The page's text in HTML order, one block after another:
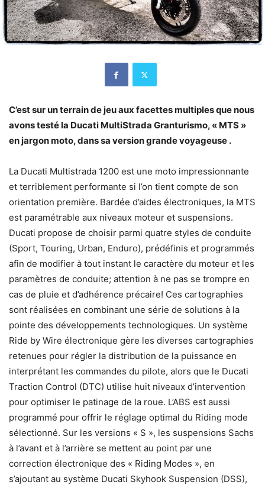
C’est sur un terrain de jeu aux facettes multiples que nous
avons testé la Ducati MultiStrada Granturismo, « MTS »
en jargon moto, dans sa version grande voyageuse .
La Ducati Multistrada 1200 est une moto impressionnante
et terriblement performante si l’on tient compte de son
orientation première. Bardée d’aides électroniques, la MTS
est paramétrable aux niveaux moteur et suspensions.
Ducati propose de choisir parmi quatre styles de conduite
(Sport, Touring, Urban, Enduro), prédéfinis et programmés
afin de modifier à tout instant le caractère du moteur et les
paramètres de conduite; attention à ne pas se trompre en
cas de pluie et d’adhérence précaire! Ces cartographies
sont réalisées en combinant une série de solutions à la
pointe des développements technologiques. Un système
Ride by Wire électronique gère les diverses cartographies
retenues pour régler la distribution de la puissance en
interprétant les commandes du pilote, alors que le Ducati
Traction Control (DTC) utilise huit niveaux d’intervention
pour optimiser le patinage de la roue. L’ABS est aussi
programmé pour offrir le réglage optimal du Riding mode
sélectionné. Sur les versions « S », les suspensions Sachs
à l’avant et à l’arrière se mettent au point par une
correction électronique des « Riding Modes », en
s’ajoutant au système Ducati Skyhook Suspension (DSS),